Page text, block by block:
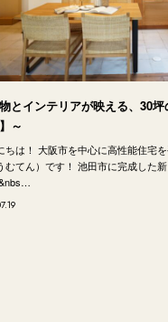
とインテリアが映える、30
～
ちは！ 大阪市を中心に高性能住宅
むてん）です！ 池田市に完成した